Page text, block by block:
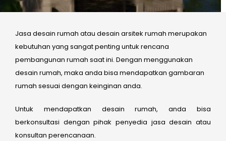
Jasa desain rumah atau desain arsitek rumah merupakan
kebutuhan yang sangat penting untuk rencana
pembangunan rumah saat ini. Dengan menggunakan
desain rumah, maka anda bisa mendapatkan gambaran
rumah sesuai dengan keinginan anda.
Untuk mendapatkan desain rumah, anda bisa
berkonsultasi dengan pihak penyedia jasa desain atau
konsultan perencanaan.